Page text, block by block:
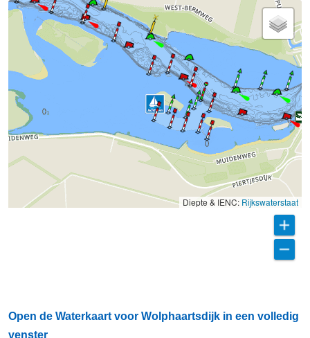
Diepte & IENC: Rijkswaterstaat
Open de Waterkaart voor Wolphaartsdijk in een volledig
venster